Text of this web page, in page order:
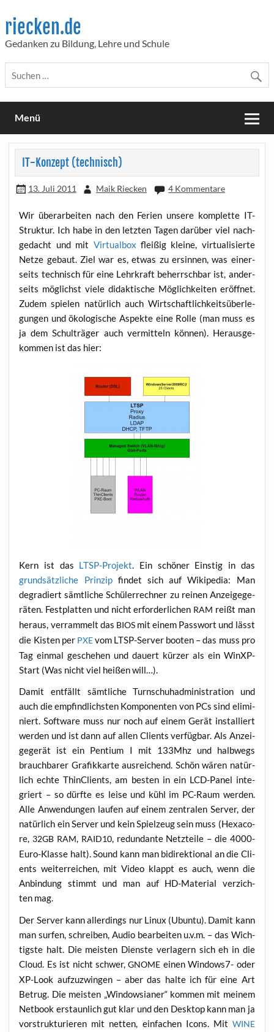
content
riecken.de
Gedanken zu Bildung, Lehre und Schule
Menü
IT-Konzept (technisch)
13. Juli 2011 Maik Riecken 4 Kommentare
Wir über­ar­bei­ten nach den Feri­en unse­re kom­plet­te IT-
Struk­tur. Ich habe in den letz­ten Tagen dar­über viel nach­
ge­dacht und mit Vir­tu­al­box flei­ßig klei­ne, vir­tua­li­sier­te
Net­ze gebaut. Ziel war es, etwas zu ersin­nen, was einer­
seits tech­nisch für eine Lehr­kraft beherrsch­bar ist, ander­
seits mög­lichst vie­le didak­ti­sche Mög­lich­kei­ten eröff­net.
Zudem spie­len natür­lich auch Wirt­schaft­lich­keits­über­le­
gun­gen und öko­lo­gi­sche Aspek­te eine Rol­le (man muss es
ja dem Schul­trä­ger auch ver­mit­teln kön­nen). Her­aus­ge­
kom­men ist das hier:
Kern ist das LTSP-Pro­jekt. Ein schö­ner Eins­tig in das
grund­sätz­li­che Prin­zipfin­det sich auf Wiki­pe­dia: Man
degra­diert sämt­li­che Schü­ler­rech­ner zu rei­nen Anzei­ge­ge­
rä­ten. Fest­plat­ten und nicht erfor­der­li­chen RAM reißt man
her­aus, ver­ram­melt das BIOSmit einem Pass­wort und lässt
die Kis­ten per PXEvom LTSP-Ser­ver boo­ten – das muss pro
Tag ein­mal gesche­hen und dau­ert kür­zer als ein WinXP-
Start (Was nicht viel hei­ßen will…).
Damit ent­fällt sämt­li­che Turn­schuh­ad­mi­nis­tra­ti­on und
auch die emp­find­lichs­ten Kom­po­nen­ten von PCs sind eli­mi­
niert. Soft­ware muss nur noch auf einem Gerät instal­liert
wer­den und ist dann auf allen Cli­ents ver­füg­bar. Als Anzei­
ge­ge­rät ist ein Pen­ti­um I mit 133Mhz und halb­wegs
brauch­ba­rer Gra­fik­kar­te aus­rei­chend. Schön wären natür­
lich ech­te Thin­Cli­ents, am bes­ten in ein LCD-Panel inte­
griert – so dürf­te es lei­se und kühl im PC-Raum wer­den.
Alle Anwen­dun­gen lau­fen auf einem zen­tra­len Ser­ver, der
natür­lich ein Ser­ver und kein Spiel­zeug sein muss (Hexa­co­
re, 32GB RAM, RAID10, red­un­dan­te Netz­tei­le – die 4000-
Euro-Klas­se halt). Sound kann man bidi­rek­tio­nal an die Cli­
ents wei­ter­rei­chen, mit Video klappt es auch, wenn die
Anbin­dung stimmt und man auf HD-Mate­ri­al ver­zich­
ten mag.
Der Ser­ver kann aller­dings nur Linux (Ubun­tu). Damit kann
man sur­fen, schrei­ben, Audio bear­bei­ten u.v.m. – das Wich­
tigs­te halt. Die meis­ten Diens­te ver­la­gern sich eh in die
Cloud. Es ist nicht schwer,GNOME einen Win­dows7- oder
XP-Look auf­zu­zwin­gen – aber das hal­te ich für eine Art
Betrug. Die meis­ten „Win­dowsia­ner“ kom­men mit mei­nem
Net­book erstaun­lich gut klar und den Desk­top kann man ja
vor­struk­tu­rie­ren mit net­ten, ein­fa­chen Icons. Mit WINE